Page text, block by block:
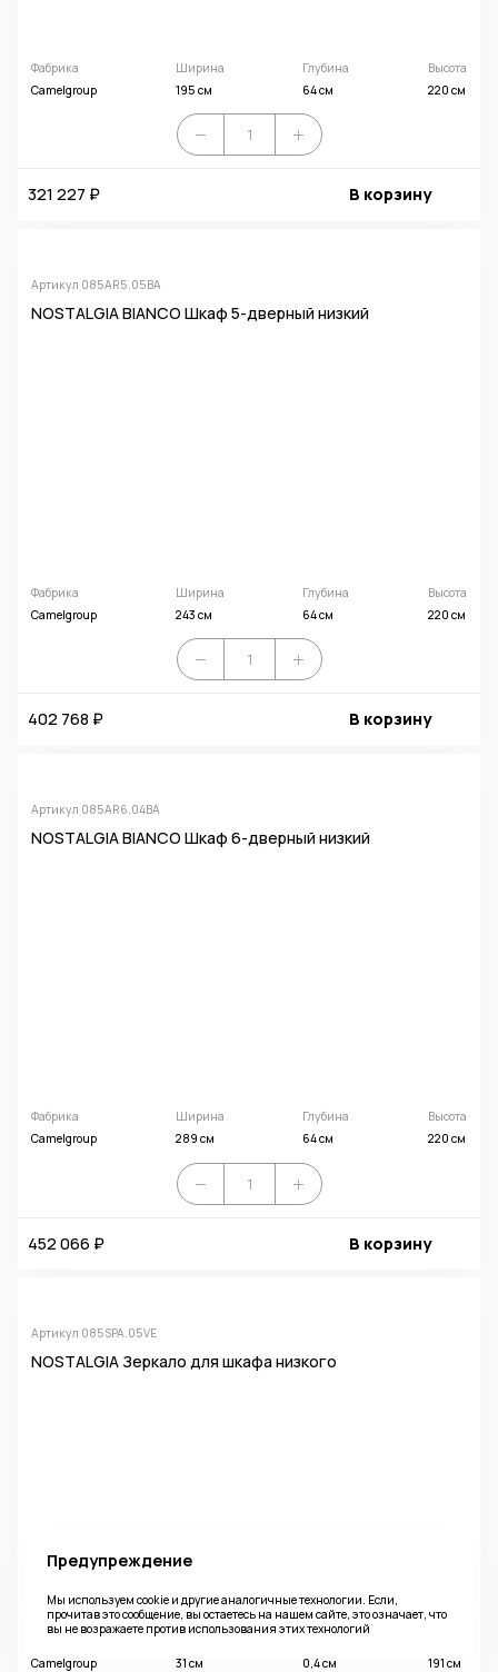
Фабрика
Camelgroup
Ширина
195 см
Глубина
64 см
Высота
220 см
321 227 ₽ В корзину
Артикул 085AR5.05BA
NOSTALGIA BIANCO Шкаф 5-дверный низкий
Фабрика
Camelgroup
Ширина
243 см
Глубина
64 см
Высота
220 см
402 768 ₽ В корзину
Артикул 085AR6.04BA
NOSTALGIA BIANCO Шкаф 6-дверный низкий
Фабрика
Camelgroup
Ширина
289 см
Глубина
64 см
Высота
220 см
452 066 ₽ В корзину
Артикул 085SPA.05VE
NOSTALGIA Зеркало для шкафа низкого
Camelgroup
31 см
0,4 см
191 см
Предупреждение
Мы используем cookie и другие аналогичные технологии. Если,
прочитав это сообщение, вы остаетесь на нашем сайте, это означает, что
вы не возражаете против использования этих технологий